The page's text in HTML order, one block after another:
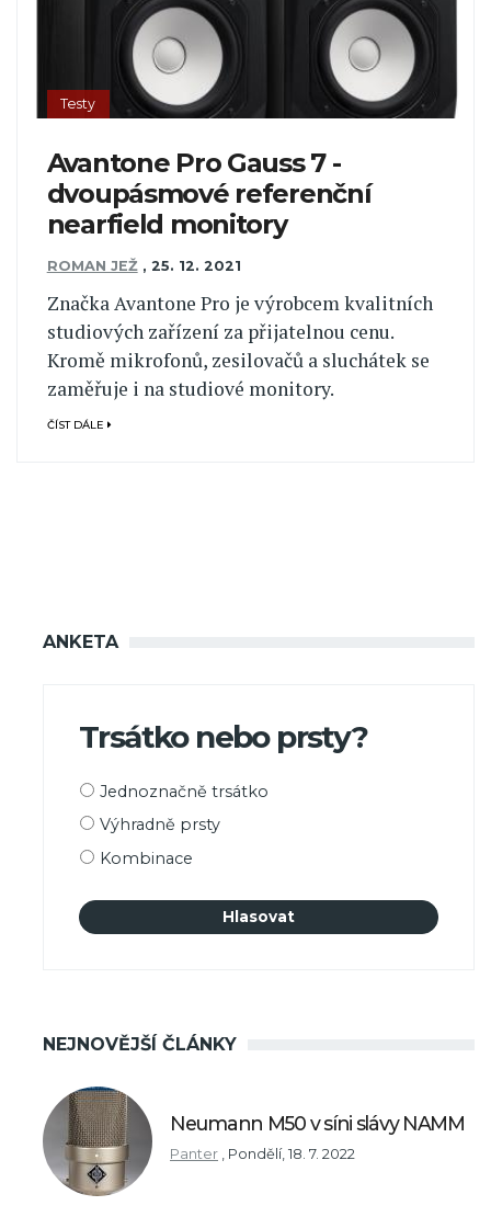
Testy
Avantone Pro Gauss 7 -
dvoupásmové referenční
nearfield monitory
ROMAN JEŽ , 25. 12. 2021
Značka Avantone Pro je výrobcem kvalitních
studiových zařízení za přijatelnou cenu.
Kromě mikrofonů, zesilovačů a sluchátek se
zaměřuje i na studiové monitory.
ČÍST DÁLE
ANKETA
Trsátko nebo prsty?
Možnosti
Jednoznačně trsátko
Výhradně prsty
Kombinace
NEJNOVĚJŠÍ ČLÁNKY
Neumann M50 v síni slávy NAMM
Panter Pondělí, 18. 7. 2022